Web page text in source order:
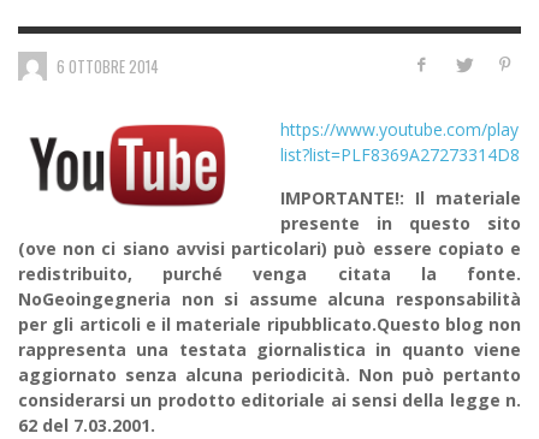
6 OTTOBRE 2014
https://www.youtube.com/play
list?list=PLF8369A27273314D8
IMPORTANTE!: Il materiale
presente in questo sito
(ove non ci siano avvisi particolari) può essere copiato e
redistribuito, purché venga citata la fonte.
NoGeoingegneria non si assume alcuna responsabilità
per gli articoli e il materiale ripubblicato.Questo blog non
rappresenta una testata giornalistica in quanto viene
aggiornato senza alcuna periodicità. Non può pertanto
considerarsi un prodotto editoriale ai sensi della legge n.
62 del 7.03.2001.